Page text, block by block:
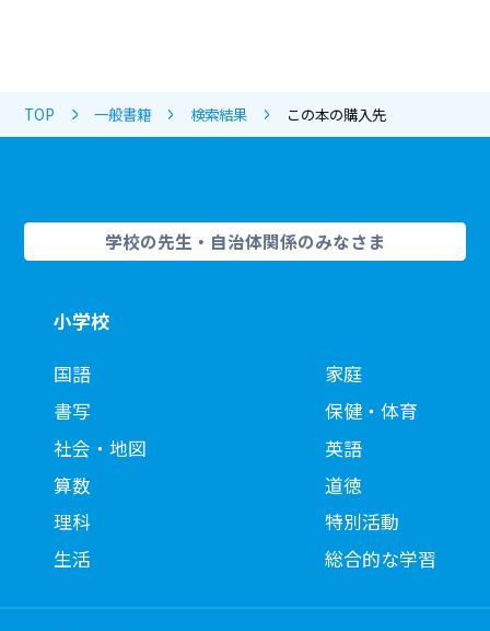
TOP 一般書籍 検索結果 この本の購入先
学校の先生・自治体関係のみなさま
小学校
国語
書写
社会・地図
算数
理科
生活
家庭
保健・体育
英語
道徳
特別活動
総合的な学習